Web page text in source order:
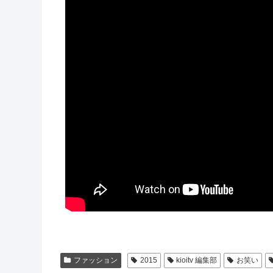
ファッション 2015 kioitv 編集部 お笑い